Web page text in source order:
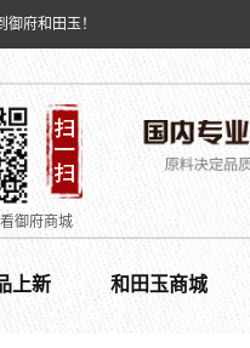
府和田玉！
御府商城
上新 和田玉商城